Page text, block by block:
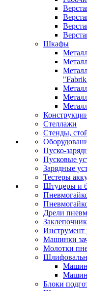
Шкафы
Стеллажи
Стенды,
Пуско-
Пусковые
Зарядные
Тестеры
Штуцеры и
Дрели
Машинки
Молотки
Блоки